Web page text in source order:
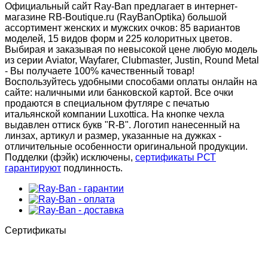
Официальный сайт Ray-Ban предлагает в интернет-
магазине RB-Boutique.ru (RayBanOptika) большой
ассортимент женских и мужских очков: 85 вариантов
моделей, 15 видов форм и 225 колоритных цветов.
Выбирая и заказывая по невысокой цене любую модель
из серии Aviator, Wayfarer, Clubmaster, Justin, Round Metal
- Вы получаете 100% качественный товар!
Воспользуйтесь удобными способами оплаты онлайн на
сайте: наличными или банковской картой. Все очки
продаются в специальном футляре с печатью
итальянской компании Luxottica. На кнопке чехла
выдавлен оттиск букв "R-B". Логотип нанесенный на
линзах, артикул и размер, указанные на дужках -
отличительные особенности оригинальной продукции.
Подделки (фэйк) исключены, сертификаты РСТ
гарантируют подлинность.
Сертификаты